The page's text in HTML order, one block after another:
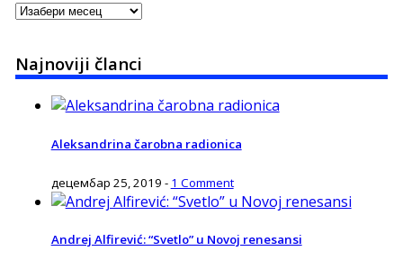
Arhiva
Najnoviji članci
Aleksandrina čarobna radionica
децембар 25, 2019 - 1 Comment
Andrej Alfirević: “Svetlo” u Novoj renesansi